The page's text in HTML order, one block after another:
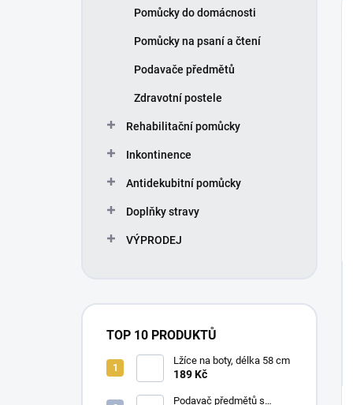
Pomůcky do domácnosti
Pomůcky na psaní a čtení
Podavače předmětů
Zdravotní postele
Rehabilitační pomůcky
Inkontinence
Antidekubitní pomůcky
Doplňky stravy
VÝPRODEJ
TOP 10 PRODUKTŮ
Lžíce na boty, délka 58 cm
189 Kč
Podavač předmětů s